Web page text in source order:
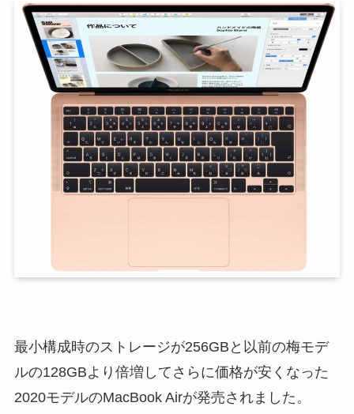
最小構成時のストレージが256GBと以前の梅モデ
ルの128GBより倍増してさらに価格が安くなった
2020モデルのMacBook Airが発売されました。